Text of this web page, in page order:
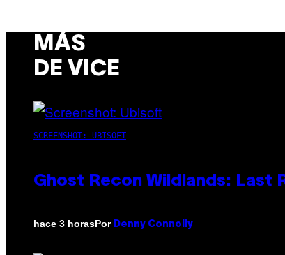
MÁS
DE VICE
SCREENSHOT: UBISOFT
Ghost Recon Wildlands: Last
hace 3 horasPor Denny Connolly